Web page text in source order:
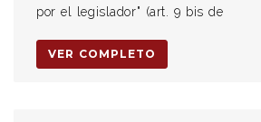
por el legislador" (art. 9 bis de
VER COMPLETO